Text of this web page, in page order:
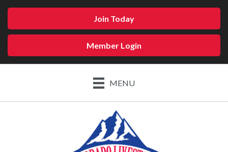
Join Today
Member Login
MENU